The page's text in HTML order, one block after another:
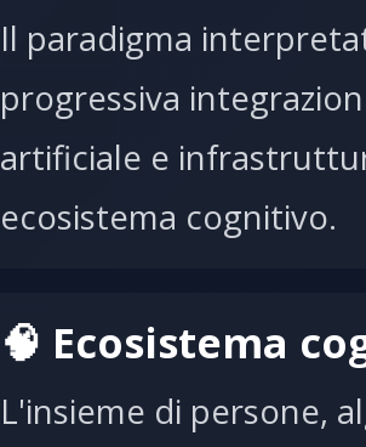
Il paradigma
progressiva
artificiale e
ecosistema cognitivo.
🧠 Ecosistema
L'insieme di persone,